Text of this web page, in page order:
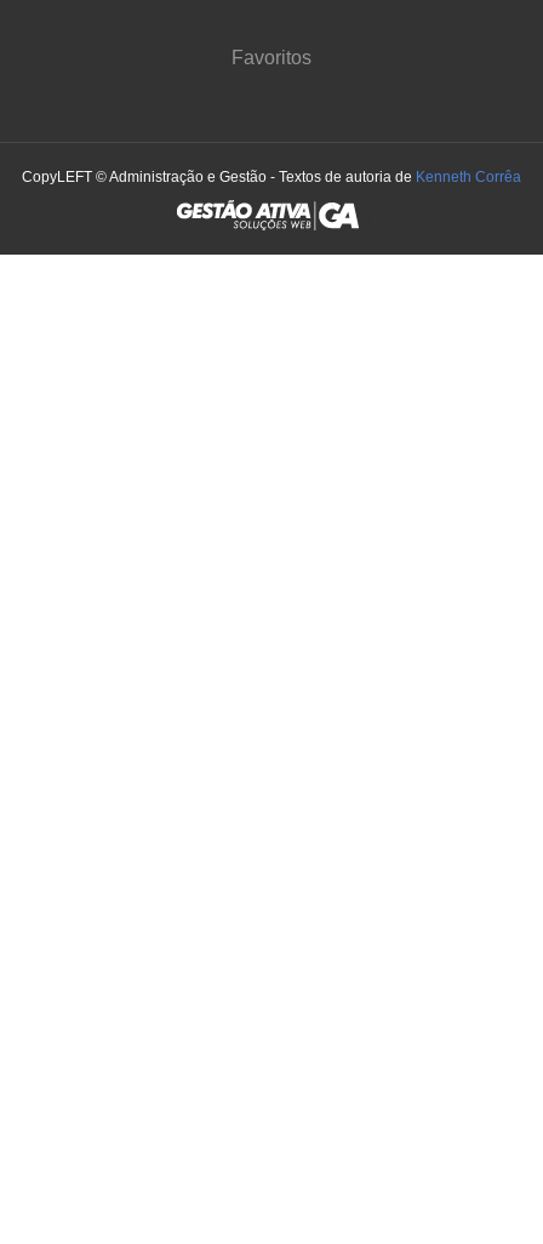
Favoritos
CopyLEFT © Administração e Gestão - Textos de autoria de Kenneth Corrêa